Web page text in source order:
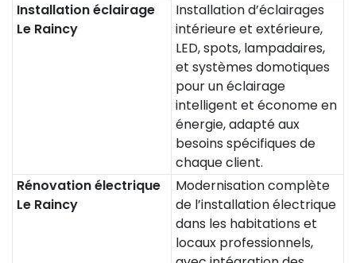
Installation éclairage
Le Raincy
Installation d’éclairages
intérieure et extérieure,
LED, spots, lampadaires,
et systèmes domotiques
pour un éclairage
intelligent et économe en
énergie, adapté aux
besoins spécifiques de
chaque client.
Rénovation électrique
Le Raincy
Modernisation complète
de l’installation électrique
dans les habitations et
locaux professionnels,